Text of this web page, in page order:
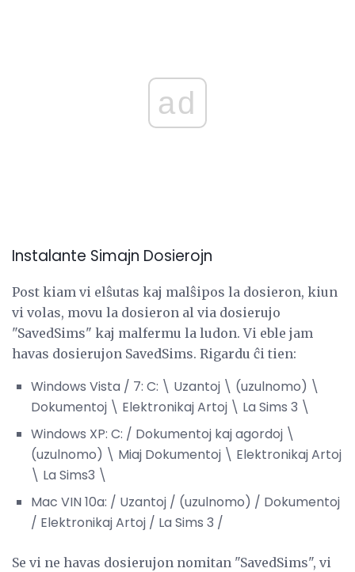
ad
Instalante Simajn Dosierojn
Post kiam vi elŝutas kaj malŝipos la dosieron, kiun
vi volas, movu la dosieron al via dosierujo
"SavedSims" kaj malfermu la ludon. Vi eble jam
havas dosierujon SavedSims. Rigardu ĉi tien:
Windows Vista / 7: C: \ Uzantoj \ (uzulnomo) \
Dokumentoj \ Elektronikaj Artoj \ La Sims 3 \
Windows XP: C: / Dokumentoj kaj agordoj \
(uzulnomo) \ Miaj Dokumentoj \ Elektronikaj Artoj
\ La Sims3 \
Mac VIN 10a: / Uzantoj / (uzulnomo) / Dokumentoj
/ Elektronikaj Artoj / La Sims 3 /
Se vi ne havas dosierujon nomitan "SavedSims", vi